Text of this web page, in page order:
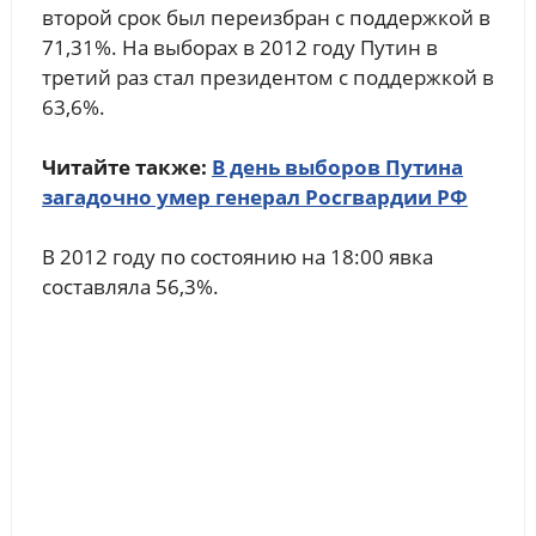
второй срок был переизбран с поддержкой в
71,31%. На выборах в 2012 году Путин в
третий раз стал президентом с поддержкой в
63,6%.
Читайте также: В день выборов Путина
загадочно умер генерал Росгвардии РФ
В 2012 году по состоянию на 18:00 явка
составляла 56,3%.